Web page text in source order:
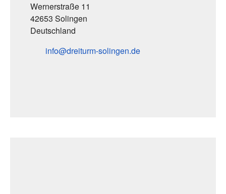
Wernerstraße 11
42653 Solingen
Deutschland
info
dreiturm-solingen de